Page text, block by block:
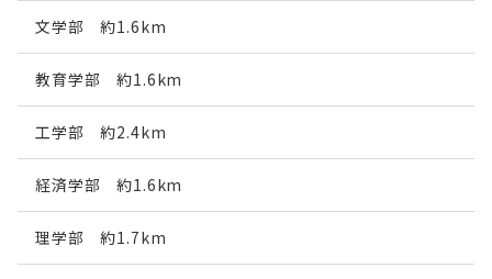
文学部 約1.6km
教育学部 約1.6km
工学部 約2.4km
経済学部 約1.6km
理学部 約1.7km